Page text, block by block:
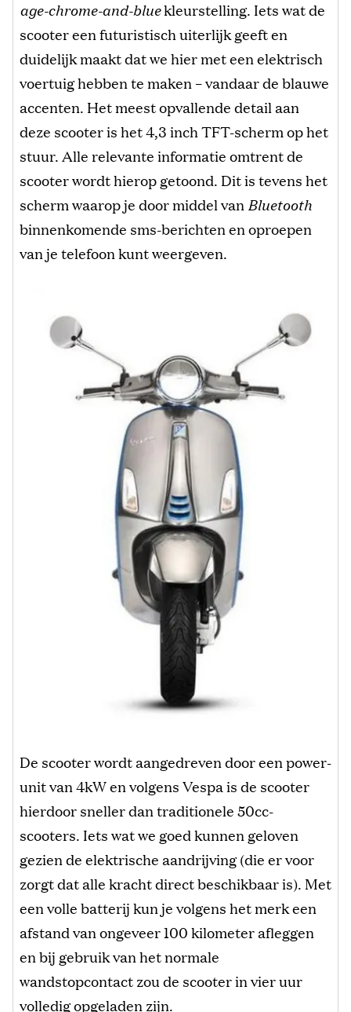
age-chrome-and-bluekleurstelling. Iets wat de
scooter een futuristisch uiterlijk geeft en
duidelijk maakt dat we hier met een elektrisch
voertuig hebben te maken – vandaar de blauwe
accenten. Het meest opvallende detail aan
deze scooter is het 4,3 inch TFT-scherm op het
stuur. Alle relevante informatie omtrent de
scooter wordt hierop getoond. Dit is tevens het
scherm waarop je door middel van Bluetooth
binnenkomende sms-berichten en oproepen
van je telefoon kunt weergeven.
De scooter wordt aangedreven door een power-
unit van 4kW en volgens Vespa is de scooter
hierdoor sneller dan traditionele 50cc-
scooters. Iets wat we goed kunnen geloven
gezien de elektrische aandrijving (die er voor
zorgt dat alle kracht direct beschikbaar is). Met
een volle batterij kun je volgens het merk een
afstand van ongeveer 100 kilometer afleggen
en bij gebruik van het normale
wandstopcontact zou de scooter in vier uur
volledig opgeladen zijn.